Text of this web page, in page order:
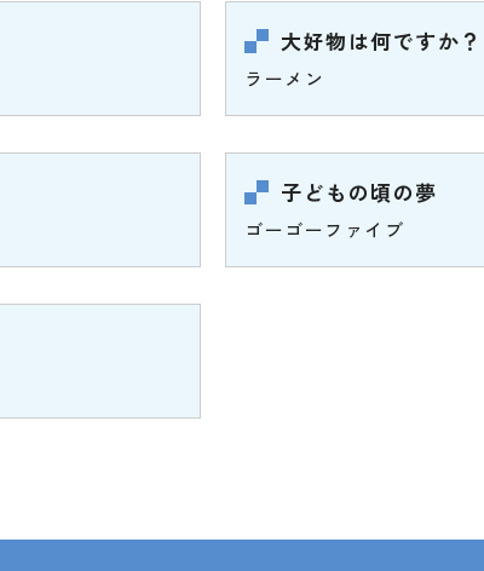
大好物は何ですか？
ラーメン
子どもの頃の夢
ゴーゴーファイブ